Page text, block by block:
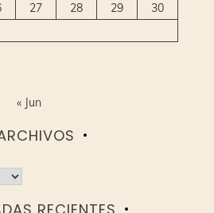
27 28 29
30
« Jun